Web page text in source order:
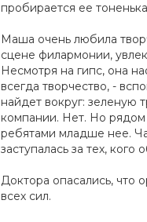
пробирается ее
Маша очень любила
сцене филармонии,
Несмотря на гипс, она
всегда творчество, -
найдет вокруг:
компании. Нет. Но
ребятами младше нее.
заступалась за тех, кого
Доктора опасались, что
всех сил.